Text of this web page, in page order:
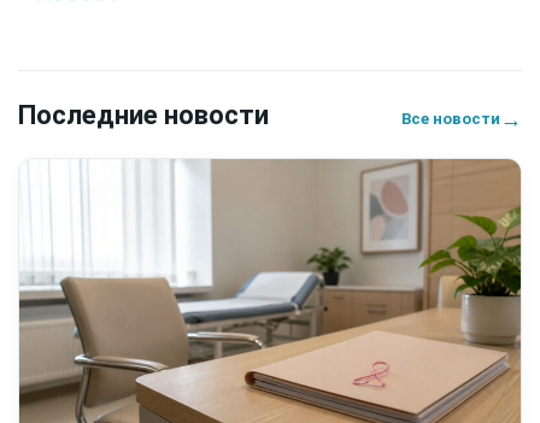
Последние новости Все новости →